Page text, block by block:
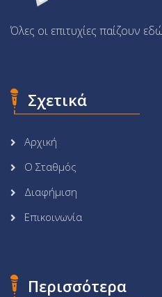
Όλες οι επιτυχίες παίζουν
Σχετικά
Αρχική
Ο Σταθμός
Διαφήμιση
Επικοινωνία
Περισσότερα